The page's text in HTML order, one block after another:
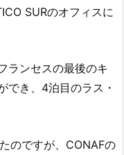
SURのオフィスに
ランセスの最後のキ
でき、4泊目のラス・
のですが、CONAFの